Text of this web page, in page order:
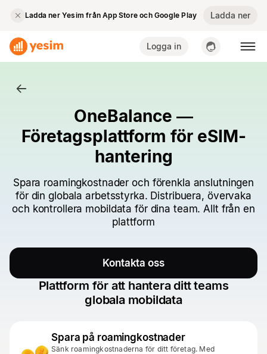
Ladda ner Yesim från App Store och Google Play Ladda ner
Logga in
OneBalance —
Företagsplattform för eSIM-
hantering
Spara roamingkostnader och förenkla anslutningen
för din globala arbetsstyrka. Distribuera, övervaka
och kontrollera mobildata för dina team. Allt från en
plattform
Kontakta oss
Plattform för att hantera ditt teams
globala mobildata
Spara på roamingkostnader
Sänk roamingkostnaderna för ditt företag. Med